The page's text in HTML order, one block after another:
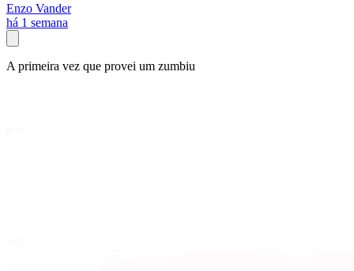
Enzo Vander
há 1 semana
A primeira vez que provei um zumbiu